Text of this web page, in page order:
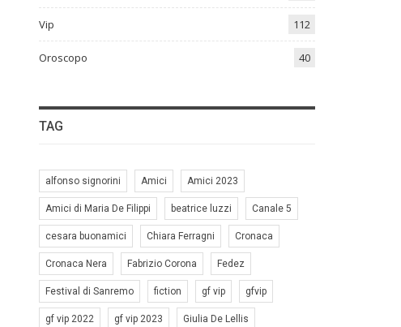
Vip 112
Oroscopo 40
TAG
alfonso signorini Amici Amici 2023
Amici di Maria De Filippi beatrice luzzi Canale 5
cesara buonamici Chiara Ferragni Cronaca
Cronaca Nera Fabrizio Corona Fedez
Festival di Sanremo fiction gf vip gfvip
gf vip 2022 gf vip 2023 Giulia De Lellis